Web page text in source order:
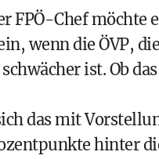
FPÖ-Chef möchte
wenn die ÖVP,
ist. Ob
das mit
hinter